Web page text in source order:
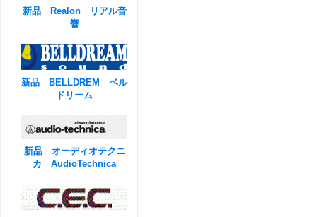
新品 Realon リアル音
響
新品 BELLDREM ベル
ドリーム
新品 オーディオテクニ
カ AudioTechnica